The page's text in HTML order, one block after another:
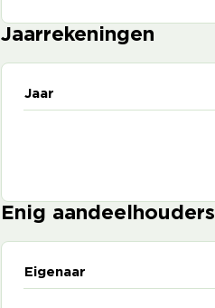
Jaarrekeningen
Jaar
Enig aandeelhouders
Eigenaar